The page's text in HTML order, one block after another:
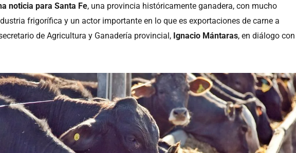
noticia para Santa Fe, una provincia históricamente ganadera, con mucho
frigorífica y un actor importante en lo que es exportaciones de carne a
de Agricultura y Ganadería provincial, Ignacio Mántaras, en diálogo con